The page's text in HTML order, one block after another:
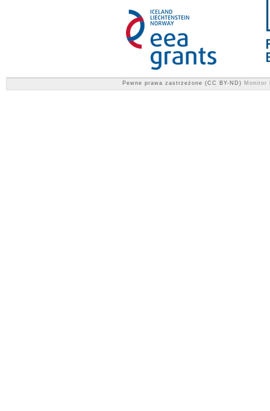
Pewne prawa zastrzeżone (CC BY-ND) Monitor